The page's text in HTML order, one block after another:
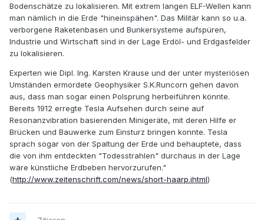
Bodenschätze zu lokalisieren. Mit extrem langen ELF-Wellen kann
man nämlich in die Erde "hineinspähen". Das Militär kann so u.a.
verborgene Raketenbasen und Bunkersysteme aufspüren,
Industrie und Wirtschaft sind in der Lage Erdöl- und Erdgasfelder
zu lokalisieren.
Experten wie Dipl. Ing. Karsten Krause und der unter mysteriösen
Umständen ermordete Geophysiker S.K.Runcorn gehen davon
aus, dass man sogar einen Polsprung herbeiführen könnte.
Bereits 1912 erregte Tesla Aufsehen durch seine auf
Resonanzvibration basierenden Minigeräte, mit deren Hilfe er
Brücken und Bauwerke zum Einsturz bringen konnte. Tesla
sprach sogar von der Spaltung der Erde und behauptete, dass
die von ihm entdeckten "Todesstrahlen" durchaus in der Lage
wäre künstliche Erdbeben hervorzurufen."
(http://www.zeitenschrift.com/news/short-haarp.ihtml)